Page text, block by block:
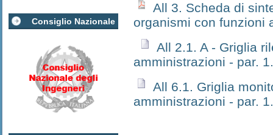
Consiglio Nazionale
All 3. Scheda di
organismi con funzioni
All 2.1. A - Griglia
amministrazioni - par.
All 6.1. Griglia
amministrazioni - par.